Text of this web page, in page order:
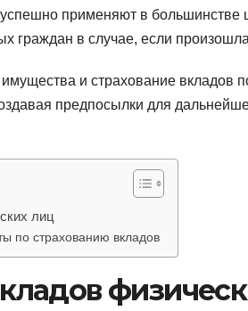
применяют в большинстве
граждан в случае, если
имущества и страхование вкладов
предпосылки для
лиц
по страхованию вкладов